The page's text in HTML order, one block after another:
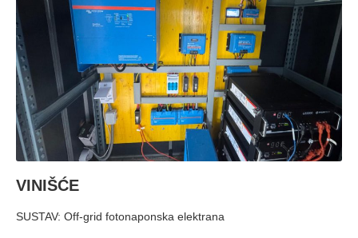
VINIŠĆE
SUSTAV: Off-grid fotonaponska elektrana